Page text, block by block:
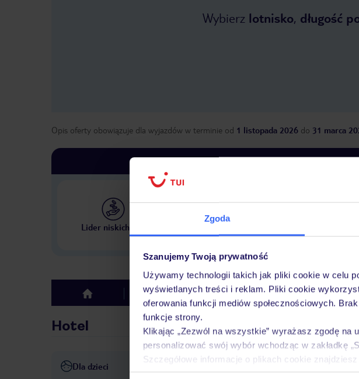
Zgoda
Szanujemy Twoją prywatność
Używamy technologii takich jak pliki cookie w celu
wyświetlanych treści i reklam. Pliki cookie
oferowania funkcji mediów społecznościowych.
funkcje strony.
Klikając „Zezwól na wszystkie” wyrażasz zgodę
personalizować swój wybór wchodząc w zakładkę
Szczegółowe informacje o plikach cookie znajdziesz
Wybierz lotnisko, długość
Opis oferty obowiązuje dla wyjazdów w terminie od 1 listopada 2026 do 31 marca
Lider niskich cen
Największe biuro podróży
w Polsce
top Hotel Opinie Pokoje
Hotel
Dla dzieci